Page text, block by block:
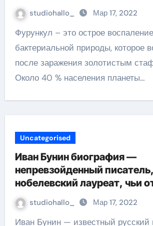
studiohallo_ Мар 17, 2022
Фурункул – это острое воспаление
бактериальной природы, которое
после заражения золотистым
Около 40 % населения планеты…
Uncategorised
Иван Бунин биография —
непревзойденный
нобелевский лауреат, чьи
жизни прославлены своей
величием
studiohallo_ Мар 17, 2022
Иван Бунин — известный русский писатель,